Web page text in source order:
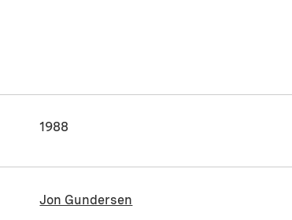
1988
Jon Gundersen